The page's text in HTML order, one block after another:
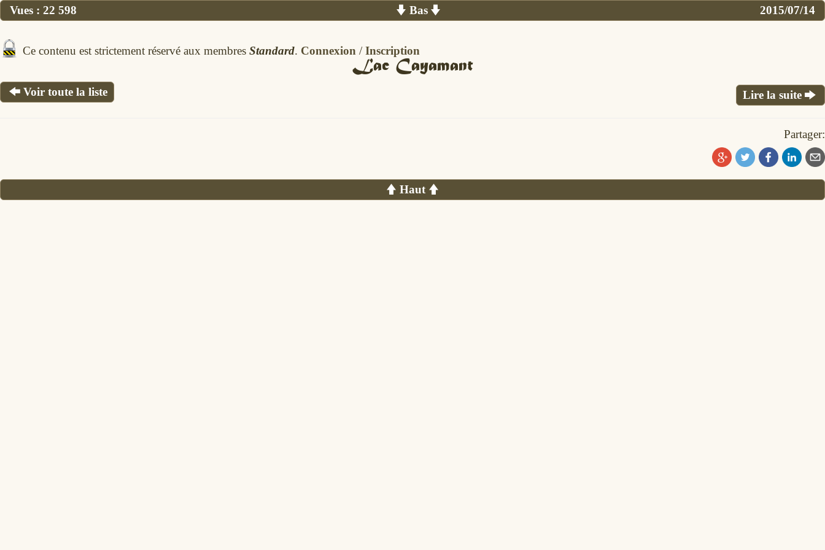
Vues : 22 598 Bas 2015/07/14
Ce contenu est strictement réservé aux membres Standard. Connexion /Inscription
Lac Cayamant
Voir toute la liste Lire la suite
Partager:
Haut